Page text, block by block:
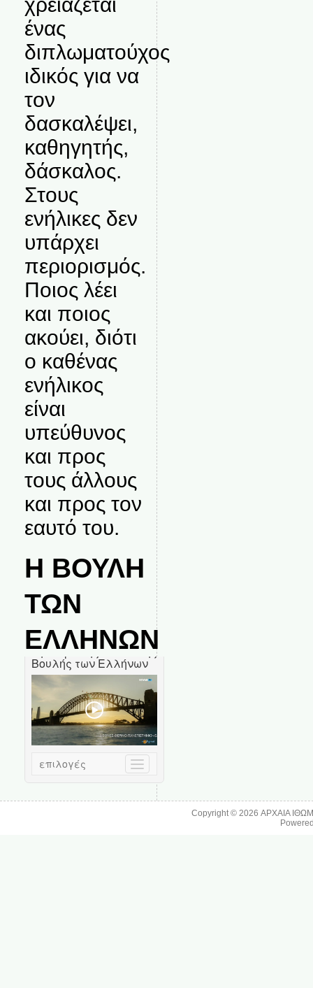
ένας
διπλωματούχος
ιδικός για να
τον
δασκαλέψει,
καθηγητής,
δάσκαλος.
Στους
ενήλικες δεν
υπάρχει
περιορισμός.
Ποιος λέει
και ποιος
ακούει, διότι
ο καθένας
ενήλικος
είναι
υπεύθυνος
και προς
τους άλλους
και προς τον
εαυτό του.
Η ΒΟΥΛΗ
ΤΩΝ
ΕΛΛΗΝΩΝ
Copyright © 2026ΑΡΧΑΙΑ